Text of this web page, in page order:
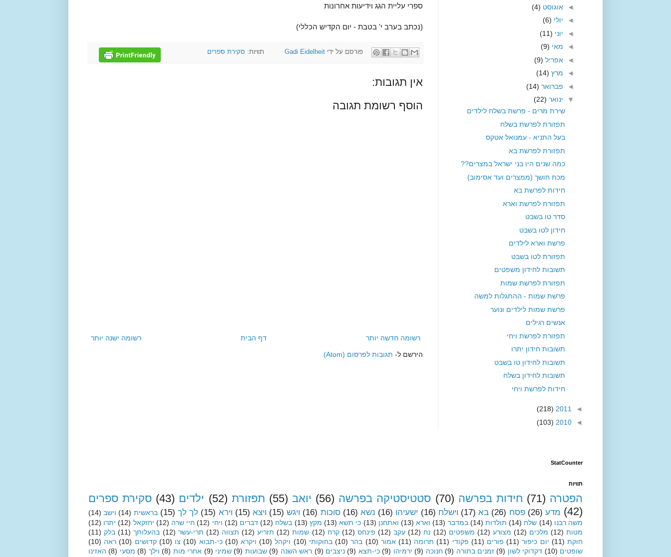
ספרי עליית הגג וידיעות אחרונות
(נכתב בערב י' בטבת - יום הקדיש הכללי)
פורסם על ידי Gadi Eidelheit תוויות: סקירת ספרים
אין תגובות:
הוסף רשומת תגובה
רשומה חדשה יותר רשומה ישנה יותר דף הבית
הירשם ל- תגובות לפרסום (Atom)
◄ אוגוסט (4)
◄ יולי (6)
◄ יוני (11)
◄ מאי (9)
◄ אפריל (9)
◄ מרץ (14)
◄ פברואר (14)
▼ ינואר (22)
שירת מרים - פרשת בשלח לילדים
תפזורת לפרשת בשלח
בעל התניא - עמנואל אטקס
תפזורת לפרשת בא
כמה שנים היו בני ישראל במצרים??
מכת חושך (ממצרים ועד אסימוב)
חידות לפרשת בא
תפזורת לפרשת וארא
סדר טו בשבט
חידון לטו בשבט
פרשת וארא לילדים
תפזורת לטו בשבט
תשובות לחידון משפטים
תפזורת לפרשת שמות
פרשת שמות - ההתגלות למשה
פרשת שמות לילדים ונוער
אנשים רגילים
תפזורת לפרשת ויחי
תשובות חידון יתרו
תשובות לחידון טו בשבט
תשובות לחידון בשלח
חידות לפרשת ויחי
◄
2011
(218)
◄
2010
(103)
StatCounter
תוויות
הפטרה (71) חידות בפרשה (70) סטטיסטיקה בפרשה (56) יואב (55) תפזורת (52) ילדים (43) סקירת ספרים
(42) מדע (26) פסח (26) בא (17) וישלח (16) ישעיהו (16) נשא (16) סוכות (16) ויגש (15) ויצא (15) וירא (15) לך לך (15) בראשית (14) וישב (14)
משה רבנו (14) שלח (14) תולדות (14) במדבר (13) וארא (13) ואתחנן (13) כי תשא (13) מקץ (13) בשלח (12) דברים (12) ויחי (12) חיי שרה (12) יחזקאל (12) יתרו (12)
מטות (12) מלכים (12) מצורע (12) משפטים (12) נח (12) עקב (12) פינחס (12) קרח (12) שמות (12) תזריע (12) תצווה (12) תרי-עשר (12) בהעלותך (11) בלק (11)
חוקת (11) יום כיפור (11) פורים (11) פקודי (11) תרומה (11) אמור (10) בהר (10) בחוקותי (10) ויקהל (10) ויקרא (10) כי-תבוא (10) צו (10) קדושים (10) ראה (10)
שופטים (10) דקדוקי לשון (9) זמנים בתורה (9) חנוכה (9) ירמיהו (9) כי-תצא (9) ניצבים (9) ראש השנה (9) שבועות (9) שמיני (9) אחרי מות (8) וילך (8) מסעי (8) האזינו